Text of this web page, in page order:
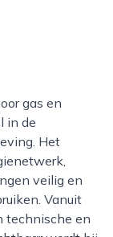
in de
Het
veilig en
Vanuit
technische en